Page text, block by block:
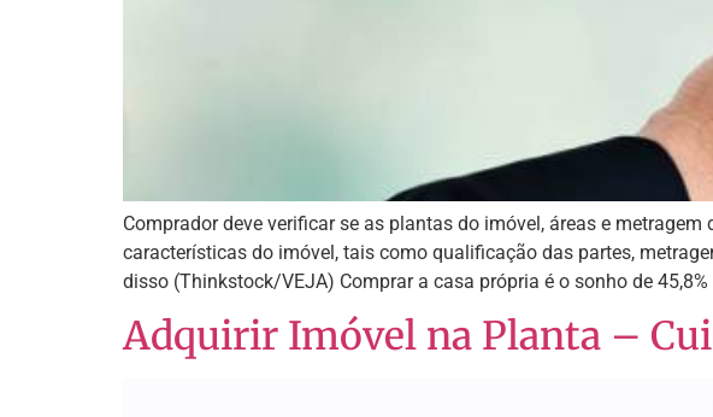
Comprador deve verificar se as plantas do imóvel, áreas e
características do imóvel, tais como qualificação das partes,
disso (Thinkstock/VEJA) Comprar a casa própria é o sonho de
Adquirir Imóvel na Planta –